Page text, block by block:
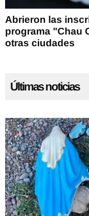
Abrieron las
programa "Chau
otras ciudades
Últimas noticias